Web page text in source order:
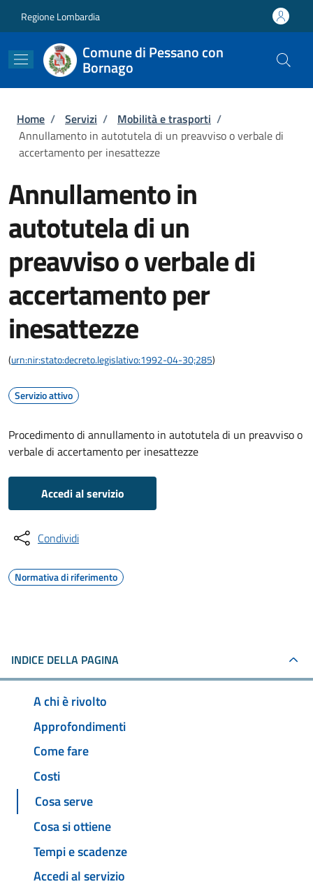
Regione Lombardia
Comune di Pessano con
Bornago
Briciole di pane
Home / Servizi / Mobilità e trasporti /
Annullamento in autotutela di un preavviso o verbale di
accertamento per inesattezze
Annullamento in
autotutela di un
preavviso o verbale di
accertamento per
inesattezze
(urn:nir:stato:decreto.legislativo:1992-04-30;285)
Servizio attivo
Procedimento di annullamento in autotutela di un preavviso o
verbale di accertamento per inesattezze
Accedi al servizio
Condividi
Normativa di riferimento
INDICE DELLA PAGINA
A chi è rivolto
Approfondimenti
Come fare
Costi
Cosa serve
Cosa si ottiene
Tempi e scadenze
Accedi al servizio